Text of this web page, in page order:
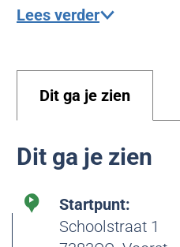
Lees verder
Dit ga je zien
Dit ga je zien
Startpunt:
Schoolstraat 1